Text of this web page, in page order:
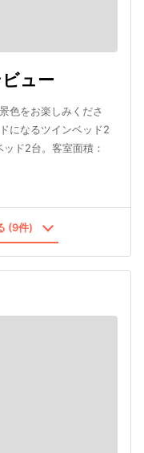
ュー
色をお楽しみくださ
になるツインベッド2
ド2台。客室面積：
(9件)